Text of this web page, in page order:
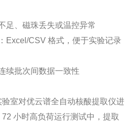
足、磁珠丢失或温控异常
Excel/CSV 格式，便于实验记录
续批次间数据一致性
室对优云谱全自动核酸提取仪进
小时高负荷运行测试中，提取